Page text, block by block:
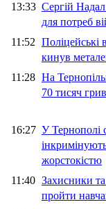
13:33 Сергій
для потреб
11:52 Поліцейські
кинув
11:28 На
70 тисяч
16:27 У Тернополі
жорстокістю
11:40 Захисники
пройти